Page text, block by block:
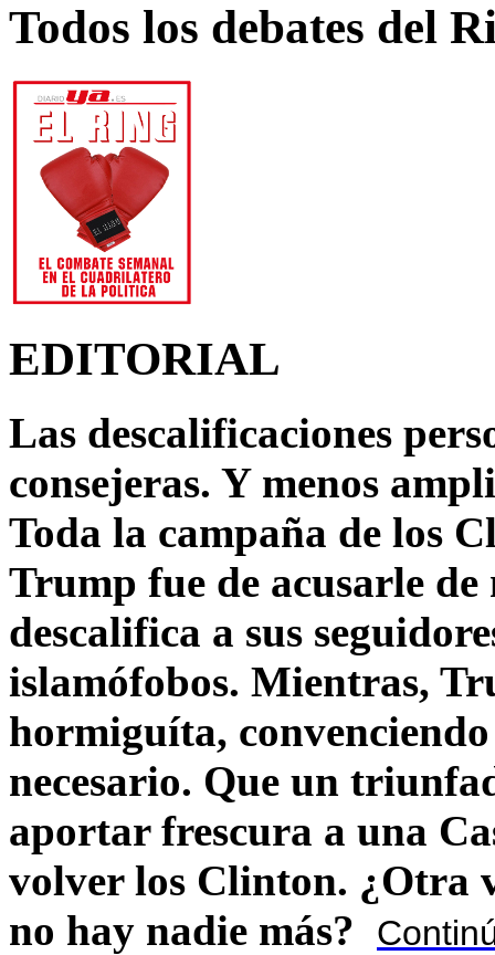
Todos los debates del
EDITORIAL
Las descalificaciones
consejeras. Y menos
Toda la campaña de los
Trump fue de acusarle
descalifica a sus
islamófobos. Mientras,
hormiguíta,
necesario. Que un
aportar frescura a una
volver los Clinton. ¿Otra
no hay nadie más?